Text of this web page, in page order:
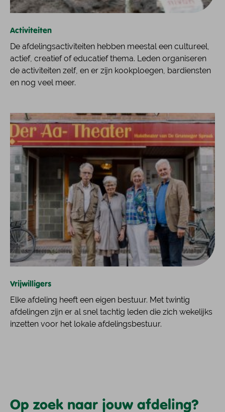
Activiteiten
De afdelingsactiviteiten hebben meestal een cultureel,
actief, creatief of educatief thema. Leden organiseren
de activiteiten zelf, en er zijn kookploegen, bardiensten
en nog veel meer.
Vrijwilligers
Elke afdeling heeft een eigen bestuur. Met twintig
afdelingen zijn er al snel tachtig leden die zich wekelijks
inzetten voor het lokale afdelingsbestuur.
Op zoek naar jouw afdeling?